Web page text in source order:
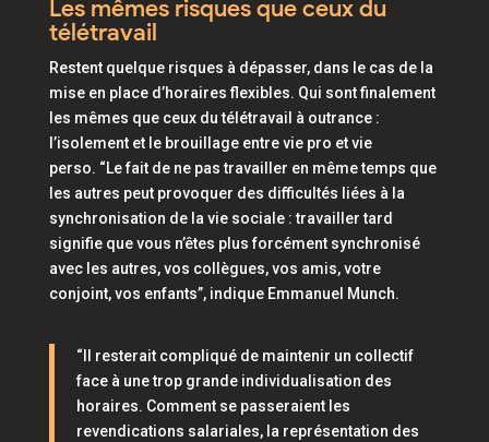
Les mêmes risques que ceux du
télétravail
Restent quelque risques à dépasser, dans le cas de la
mise en place d’horaires flexibles. Qui sont finalement
les mêmes que ceux du télétravail à outrance :
l’isolement et le brouillage entre vie pro et vie
perso. “Le fait de ne pas travailler en même temps que
les autres peut provoquer des difficultés liées à la
synchronisation de la vie sociale : travailler tard
signifie que vous n’êtes plus forcément synchronisé
avec les autres, vos collègues, vos amis, votre
conjoint, vos enfants”,indique Emmanuel Munch.
“Il resterait compliqué de maintenir un collectif
face à une trop grande individualisation des
horaires. Comment se passeraient les
revendications salariales, la représentation des